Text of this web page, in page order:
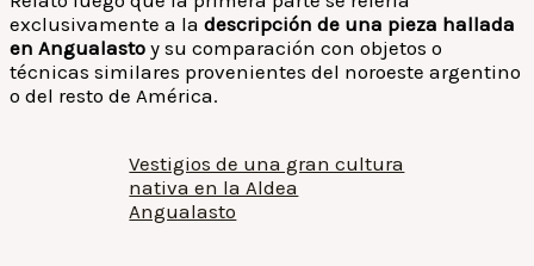
exclusivamente a la descripción de una pieza hallada
en Angualasto y su comparación con objetos o
técnicas similares provenientes del noroeste argentino
o del resto de América.
Vestigios de una gran cultura
nativa en la Aldea
Angualasto